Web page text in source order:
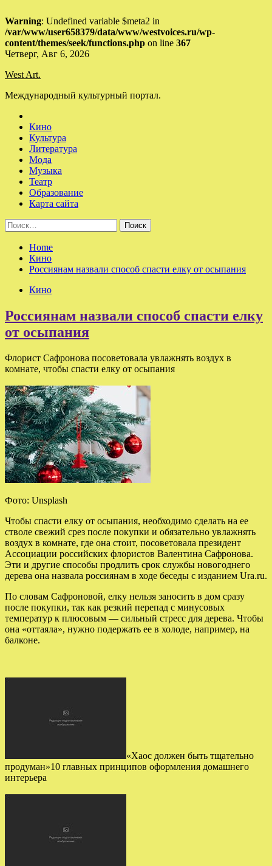
Warning: Undefined variable $meta2 in
/var/www/user658379/data/www/westvoices.ru/wp-
content/themes/seek/functions.php on line 367
Skip
content
Четверг, Авг 6, 2026
West Art.
Международный культурный портал.
Кино
Культура
Литература
Мода
Музыка
Театр
Образование
Карта сайта
Найти:
Home
Кино
Россиянам назвали способ спасти елку от осыпания
Кино
Россиянам назвали способ спасти елку
от осыпания
Флорист Сафронова посоветовала увлажнять воздух в
комнате, чтобы спасти елку от осыпания
Фото: Unsplash
Чтобы спасти елку от осыпания, необходимо сделать на ее
стволе свежий срез после покупки и обязательно увлажнять
воздух в комнате, где она стоит, посоветовала президент
Ассоциации российских флористов Валентина Сафронова.
Эти и другие способы продлить срок службы новогоднего
дерева она назвала россиянам в ходе беседы с изданием Ura.ru.
По словам Сафроновой, елку нельзя заносить в дом сразу
после покупки, так как резкий перепад с минусовых
температур к плюсовым — сильный стресс для дерева. Чтобы
она «оттаяла», нужно подержать ее в холоде, например, на
балконе.
«Хаос должен быть тщательно
продуман»10 главных принципов оформления домашнего
интерьера